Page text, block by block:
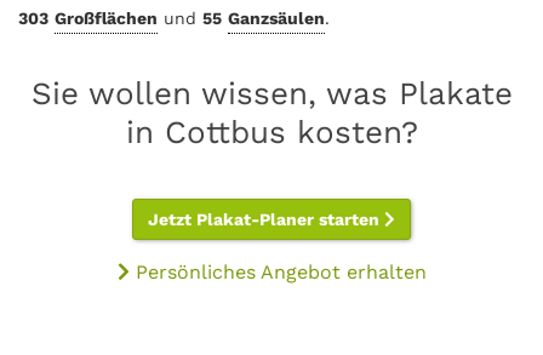
303 Großflächen und 55 Ganzsäulen.
Sie wollen wissen, was Plakate
in Cottbus kosten?
Jetzt Plakat-Planer starten
Persönliches Angebot erhalten